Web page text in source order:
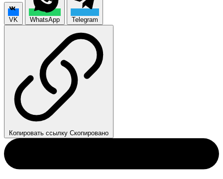
VK WhatsApp Telegram
Копировать ссылку Скопировано